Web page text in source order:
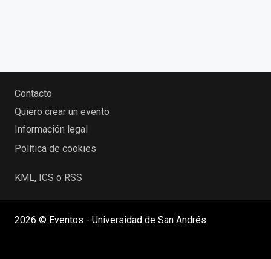
Contacto
Quiero crear un evento
Información legal
Política de cookies
KML, ICS o RSS
2026 © Eventos - Universidad de San Andrés